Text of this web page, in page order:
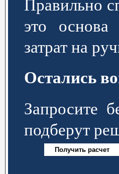
Правильно
это основа
затрат на
Остались
Запросите
подберут